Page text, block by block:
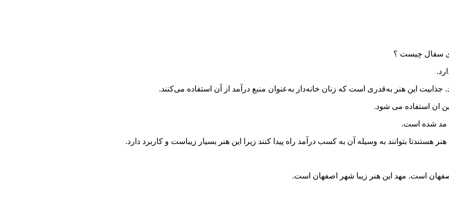
سفال چیست ؟
این هنر به‌قدری است که زنان خانه‌دار به‌عنوان منبع درآمد از آن استفاده می‌کنند.
ان استفاده می شود.
مد شده است.
هستندتا بتوانند به وسیله آن به کسب درآمد راه پیدا کنند زیرا این هنر بسیار زیباست و کاربرد دارد.
است. مهد این هنر زیبا شهر اصفهان است.